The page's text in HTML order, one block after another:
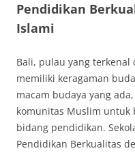
Pendidikan
Islami
Bali, pulau yang terkenal
memiliki keragaman
macam budaya yang
komunitas Muslim untuk
bidang pendidikan.
Pendidikan Berkualitas